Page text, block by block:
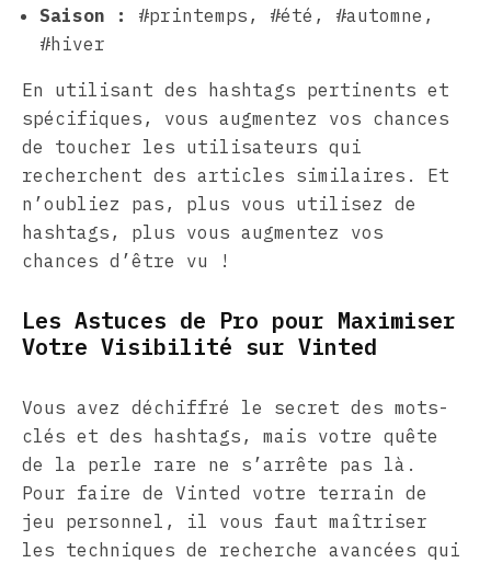
Saison :
#printemps, #été, #automne,
#hiver
En utilisant des hashtags pertinents et
spécifiques, vous augmentez vos chances
de toucher les utilisateurs qui
recherchent des articles similaires. Et
n’oubliez pas, plus vous utilisez de
hashtags, plus vous augmentez vos
chances d’être vu !
Les Astuces de Pro pour Maximiser
Votre Visibilité sur Vinted
Vous avez déchiffré le secret des mots-
clés et des hashtags, mais votre quête
de la perle rare ne s’arrête pas là.
Pour faire de Vinted votre terrain de
jeu personnel, il vous faut maîtriser
les techniques de recherche avancées qui